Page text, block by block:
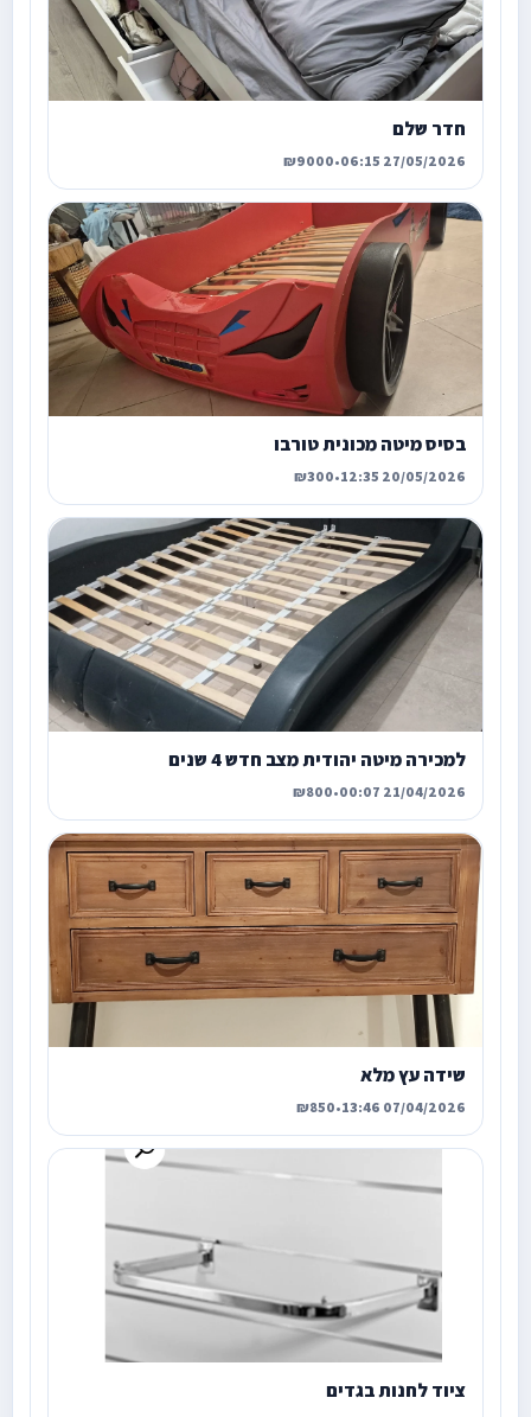
חדר שלם
27/05/2026 06:15
•
₪9000
בסיס מיטה מכונית טורבו
20/05/2026 12:35
•
₪300
למכירה מיטה יהודית מצב חדש 4 שנים
21/04/2026 00:07
•
₪800
שידה עץ מלא
07/04/2026 13:46
•
₪850
ציוד לחנות בגדים